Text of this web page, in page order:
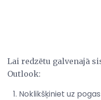
Lai redzētu galvenajā
Outlook:
Noklikšķiniet uz pogas